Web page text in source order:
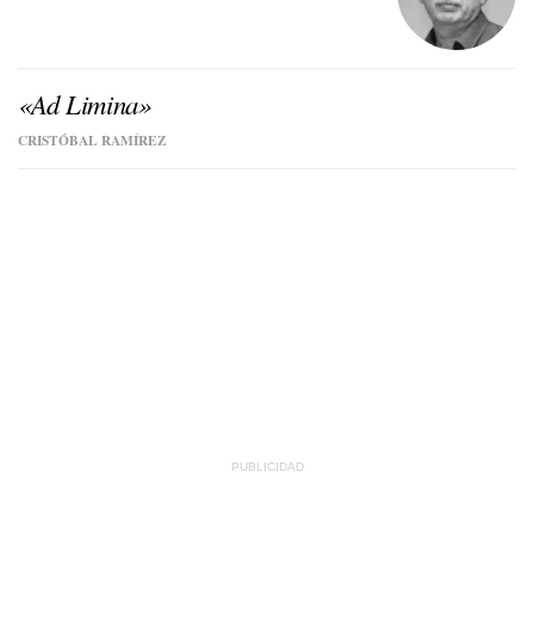
«Ad Limina»
CRISTÓBAL RAMÍREZ